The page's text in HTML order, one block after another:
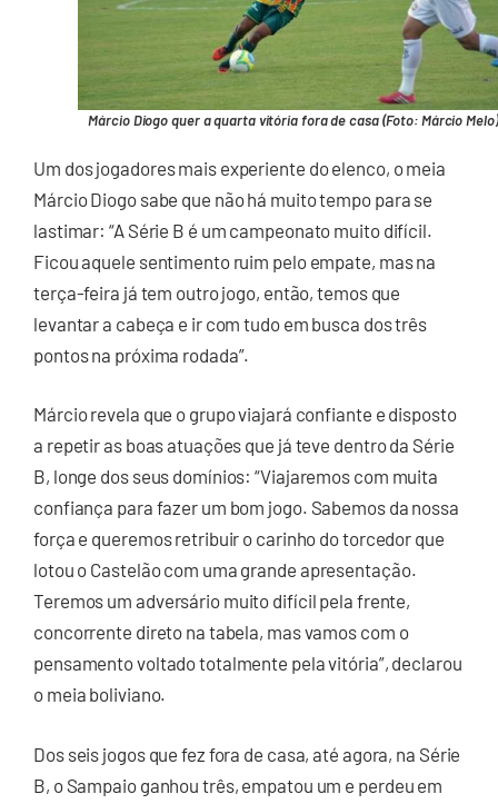
Márcio Diogo quer a quarta vitória fora de casa (Foto: Márcio Melo)
Um dos jogadores mais experiente do elenco, o meia
Márcio Diogo sabe que não há muito tempo para se
lastimar: “A Série B é um campeonato muito difícil.
Ficou aquele sentimento ruim pelo empate, mas na
terça-feira já tem outro jogo, então, temos que
levantar a cabeça e ir com tudo em busca dos três
pontos na próxima rodada”.
Márcio revela que o grupo viajará confiante e disposto
a repetir as boas atuações que já teve dentro da Série
B, longe dos seus domínios: “Viajaremos com muita
confiança para fazer um bom jogo. Sabemos da nossa
força e queremos retribuir o carinho do torcedor que
lotou o Castelão com uma grande apresentação.
Teremos um adversário muito difícil pela frente,
concorrente direto na tabela, mas vamos com o
pensamento voltado totalmente pela vitória”, declarou
o meia boliviano.
Dos seis jogos que fez fora de casa, até agora, na Série
B, o Sampaio ganhou três, empatou um e perdeu em